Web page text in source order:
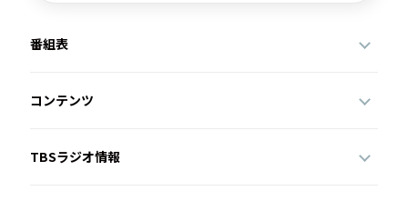
番組表
コンテンツ
TBSラジオ情報